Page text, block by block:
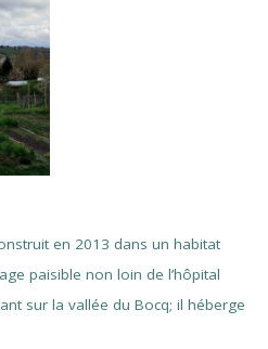
en 2013 dans un habitat
paisible non loin de l’hôpital
sur la vallée du Bocq; il héberge